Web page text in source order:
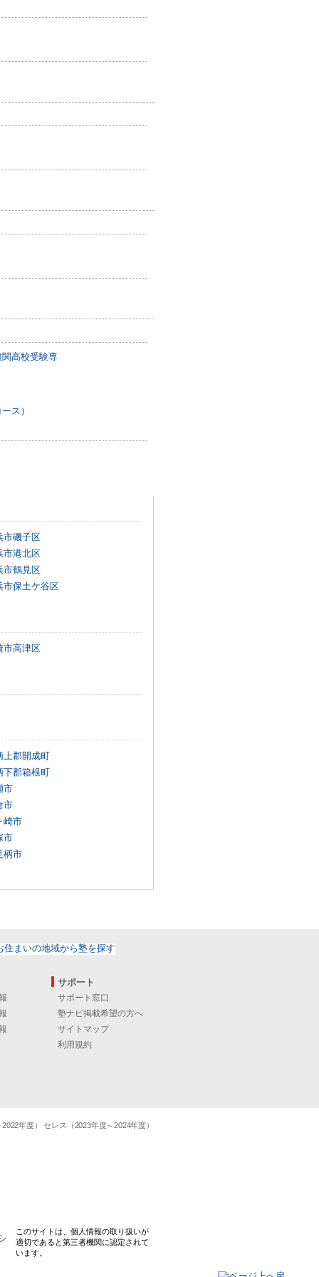
高校受験専
ス）
市磯子区
市港北区
市鶴見区
市保土ケ谷区
市高津区
上郡開成町
下郡箱根町
市
市
崎市
市
柄市
サポート
サポート窓口
塾ナビ掲載希望の方へ
サイトマップ
利用規約
年度） セレス（2023年度～2024年度）
このサイトは、個人情報の取り扱いが
適切であると第三者機関に認定されて
います。